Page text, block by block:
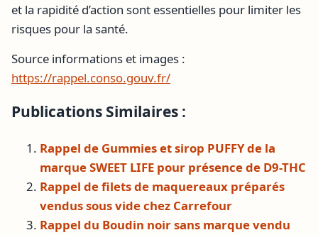
et la rapidité d’action sont essentielles pour limiter les
risques pour la santé.
Source informations et images :
https://rappel.conso.gouv.fr/
Publications Similaires :
Rappel de Gummies et sirop PUFFY de la
marque SWEET LIFE pour présence de D9-THC
Rappel de filets de maquereaux préparés
vendus sous vide chez Carrefour
Rappel du Boudin noir sans marque vendu